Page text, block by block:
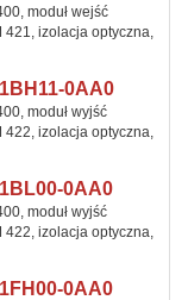
moduł wejść
421, izolacja optyczna,
0AA0
moduł wyjść
422, izolacja optyczna,
0AA0
moduł wyjść
422, izolacja optyczna,
0AA0